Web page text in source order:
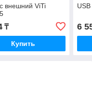
внешний ViTi
₸
Купить
6